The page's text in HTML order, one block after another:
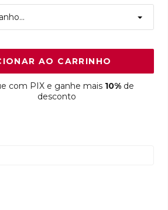
AO CARRINHO
com PIX e ganhe mais 10% de
desconto